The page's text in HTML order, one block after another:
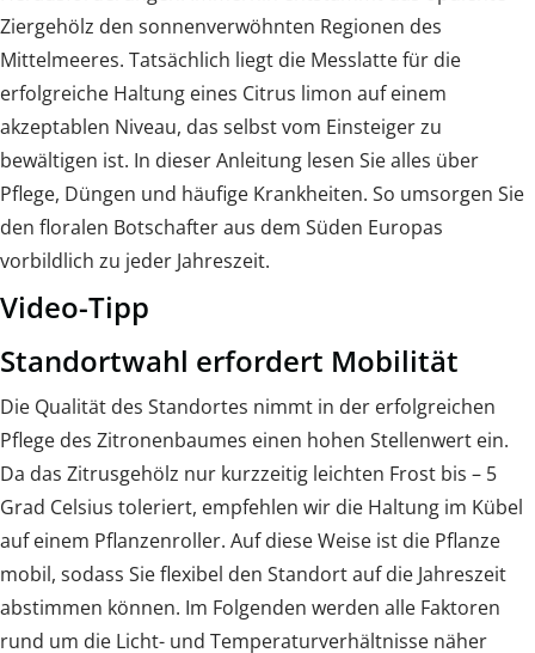
Ziergehölz den sonnenverwöhnten Regionen des
Mittelmeeres. Tatsächlich liegt die Messlatte für die
erfolgreiche Haltung eines Citrus limon auf einem
akzeptablen Niveau, das selbst vom Einsteiger zu
bewältigen ist. In dieser Anleitung lesen Sie alles über
Pflege, Düngen und häufige Krankheiten. So umsorgen Sie
den floralen Botschafter aus dem Süden Europas
vorbildlich zu jeder Jahreszeit.
Video-Tipp
Standortwahl erfordert Mobilität
Die Qualität des Standortes nimmt in der erfolgreichen
Pflege des Zitronenbaumes einen hohen Stellenwert ein.
Da das Zitrusgehölz nur kurzzeitig leichten Frost bis – 5
Grad Celsius toleriert, empfehlen wir die Haltung im Kübel
auf einem Pflanzenroller. Auf diese Weise ist die Pflanze
mobil, sodass Sie flexibel den Standort auf die Jahreszeit
abstimmen können. Im Folgenden werden alle Faktoren
rund um die Licht- und Temperaturverhältnisse näher